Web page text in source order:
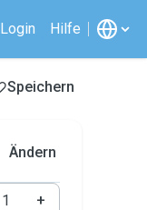
Login Hilfe
Speichern
Ändern
+